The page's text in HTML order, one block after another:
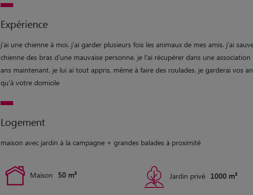
Expérience
j'ai une chienne à moi. j'ai garder plusieurs fois les animaux de mes amis. j'ai
chienne des bras d'une mauvaise personne. je l'ai récupérer dans une association
ans maintenant. je lui ai tout appris, même à faire des roulades. je garderai vos
qu'à votre domicile
Logement
maison avec jardin à la campagne + grandes balades à proximité
Maison 50 m² Jardin privé 1000 m²